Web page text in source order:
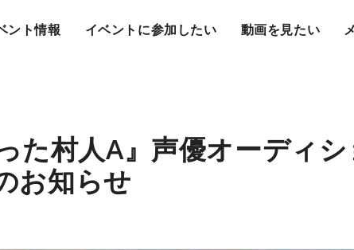
ント情報 イベントに参加したい 動画を見たい
た村人A』声優オーディ
お知らせ